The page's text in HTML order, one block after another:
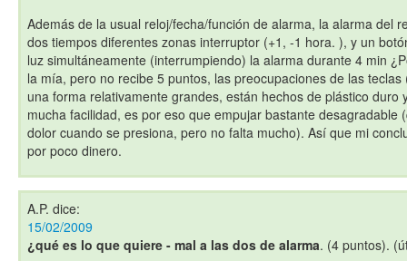
Además de la usual reloj/fecha/función de alarma, la alarma del
dos tiempos diferentes zonas interruptor (+1, -1 hora. ), y un
luz simultáneamente (interrumpiendo) la alarma durante 4 min
la mía, pero no recibe 5 puntos, las preocupaciones de las
una forma relativamente grandes, están hechos de plástico duro
mucha facilidad, es por eso que empujar bastante desagradable
dolor cuando se presiona, pero no falta mucho). Así que mi
por poco dinero.
A.P. dice:
15/02/2009
¿qué es lo que quiere - mal a las dos de alarma. (4 puntos).